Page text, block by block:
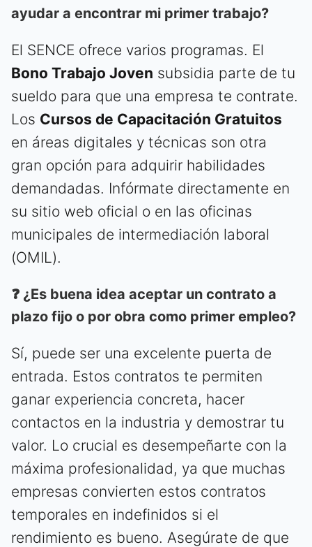
ayudar a encontrar mi primer trabajo?
El SENCE ofrece varios programas. El
Bono Trabajo Joven subsidia parte de tu
sueldo para que una empresa te contrate.
Los Cursos de Capacitación Gratuitos
en áreas digitales y técnicas son otra
gran opción para adquirir habilidades
demandadas. Infórmate directamente en
su sitio web oficial o en las oficinas
municipales de intermediación laboral
(OMIL).
❓ ¿Es buena idea aceptar un contrato a
plazo fijo o por obra como primer empleo?
Sí, puede ser una excelente puerta de
entrada. Estos contratos te permiten
ganar experiencia concreta, hacer
contactos en la industria y demostrar tu
valor. Lo crucial es desempeñarte con la
máxima profesionalidad, ya que muchas
empresas convierten estos contratos
temporales en indefinidos si el
rendimiento es bueno. Asegúrate de que